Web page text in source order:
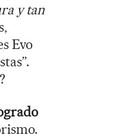
y tan
Evo